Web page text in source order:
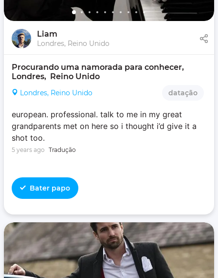
Liam
Londres, Reino Unido
Procurando uma namorada para conhecer,
Londres,  Reino Unido
Londres, Reino Unido datação
european. professional. talk to me in my great
grandparents met on here so i thought i’d give it a
shot too.
5 years ago Tradução
Bater papo